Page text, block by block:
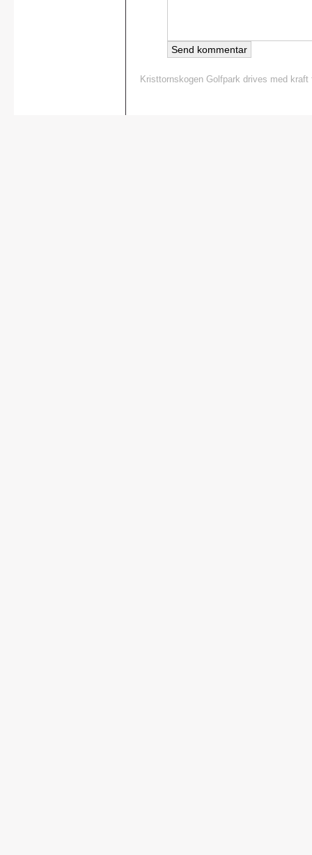
Kristtornskogen Golfpark drives med